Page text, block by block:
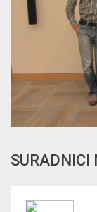
SURADNICI